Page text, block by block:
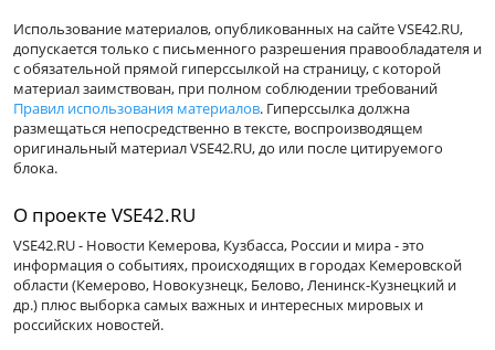
Использование материалов, опубликованных на сайте VSE42.RU,
допускается только с письменного разрешения правообладателя и
с обязательной прямой гиперссылкой на страницу, с которой
материал заимствован, при полном соблюдении требований
Правил использования материалов. Гиперссылка должна
размещаться непосредственно в тексте, воспроизводящем
оригинальный материал VSE42.RU, до или после цитируемого
блока.
О проекте VSE42.RU
VSE42.RU - Новости Кемерова, Кузбасса, России и мира - это
информация о событиях, происходящих в городах Кемеровской
области (Кемерово, Новокузнецк, Белово, Ленинск-Кузнецкий и
др.) плюс выборка самых важных и интересных мировых и
российских новостей.